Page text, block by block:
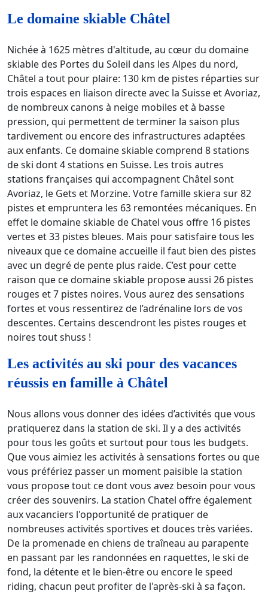
Le domaine skiable Châtel
Nichée à 1625 mètres d'altitude, au cœur du domaine
skiable des Portes du Soleil dans les Alpes du nord,
Châtel a tout pour plaire: 130 km de pistes réparties sur
trois espaces en liaison directe avec la Suisse et Avoriaz,
de nombreux canons à neige mobiles et à basse
pression, qui permettent de terminer la saison plus
tardivement ou encore des infrastructures adaptées
aux enfants. Ce domaine skiable comprend 8 stations
de ski dont 4 stations en Suisse. Les trois autres
stations françaises qui accompagnent Châtel sont
Avoriaz, le Gets et Morzine. Votre famille skiera sur 82
pistes et empruntera les 63 remontées mécaniques. En
effet le domaine skiable de Chatel vous offre 16 pistes
vertes et 33 pistes bleues. Mais pour satisfaire tous les
niveaux que ce domaine accueille il faut bien des pistes
avec un degré de pente plus raide. C’est pour cette
raison que ce domaine skiable propose aussi 26 pistes
rouges et 7 pistes noires. Vous aurez des sensations
fortes et vous ressentirez de l’adrénaline lors de vos
descentes. Certains descendront les pistes rouges et
noires tout shuss !
Les activités au ski pour des vacances
réussis en famille à Châtel
Nous allons vous donner des idées d’activités que vous
pratiquerez dans la station de ski. Il y a des activités
pour tous les goûts et surtout pour tous les budgets.
Que vous aimiez les activités à sensations fortes ou que
vous préfériez passer un moment paisible la station
vous propose tout ce dont vous avez besoin pour vous
créer des souvenirs. La station Chatel offre également
aux vacanciers l'opportunité de pratiquer de
nombreuses activités sportives et douces très variées.
De la promenade en chiens de traîneau au parapente
en passant par les randonnées en raquettes, le ski de
fond, la détente et le bien-être ou encore le speed
riding, chacun peut profiter de l'après-ski à sa façon.